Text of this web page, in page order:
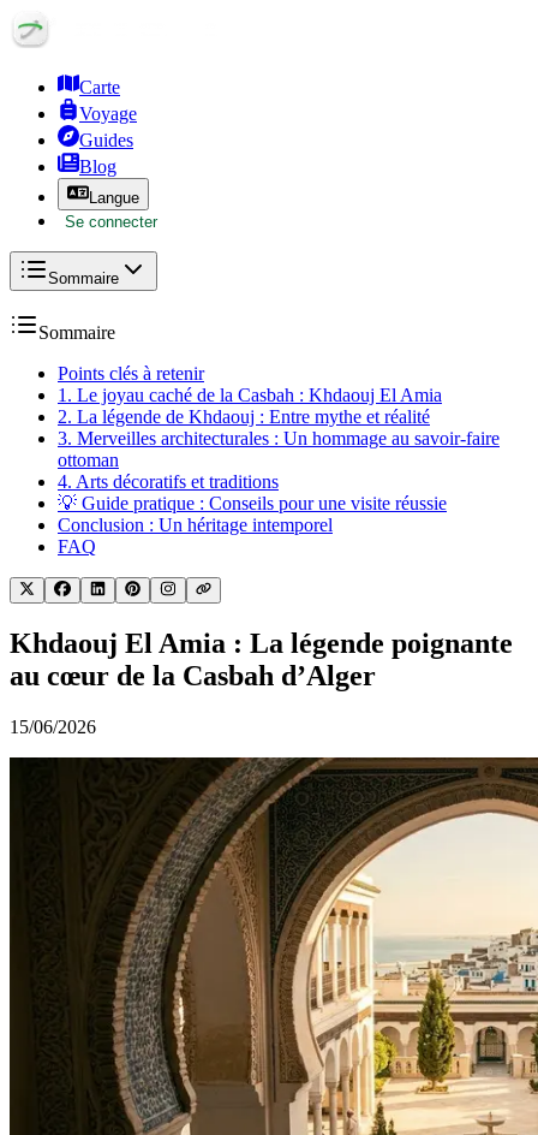
Carte
Voyage
Guides
Blog
Langue
Se connecter
Sommaire
Sommaire
Points clés à retenir
1. Le joyau caché de la Casbah : Khdaouj El Amia
2. La légende de Khdaouj : Entre mythe et réalité
3. Merveilles architecturales : Un hommage au savoir-faire
ottoman
4. Arts décoratifs et traditions
💡 Guide pratique : Conseils pour une visite réussie
Conclusion : Un héritage intemporel
FAQ
Khdaouj El Amia : La légende poignante
au cœur de la Casbah d’Alger
15/06/2026